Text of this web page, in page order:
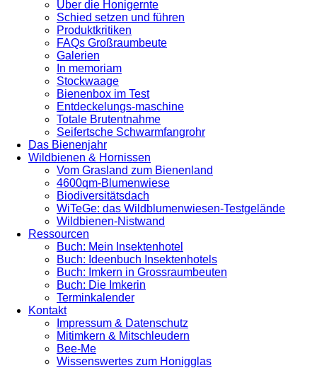
Über die Honigernte
Schied setzen und führen
Produktkritiken
FAQs Großraumbeute
Galerien
In memoriam
Stockwaage
Bienenbox im Test
Entdeckelungs-maschine
Totale Brutentnahme
Seifertsche Schwarmfangrohr
Das Bienenjahr
Wildbienen & Hornissen
Vom Grasland zum Bienenland
4600qm-Blumenwiese
Biodiversitätsdach
WiTeGe: das Wildblumenwiesen-Testgelände
Wildbienen-Nistwand
Ressourcen
Buch: Mein Insektenhotel
Buch: Ideenbuch Insektenhotels
Buch: Imkern in Grossraumbeuten
Buch: Die Imkerin
Terminkalender
Kontakt
Impressum & Datenschutz
Mitimkern & Mitschleudern
Bee-Me
Wissenswertes zum Honigglas